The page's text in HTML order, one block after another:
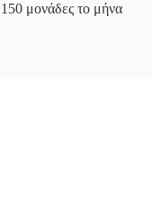
150 μονάδες το μήνα